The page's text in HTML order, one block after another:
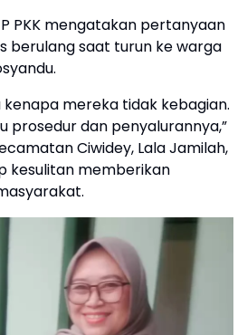
PKK mengatakan pertanyaan
berulang saat turun ke warga
mereka tidak kebagian.
prosedur dan penyalurannya,”
Ciwidey, Lala Jamilah,
kesulitan memberikan